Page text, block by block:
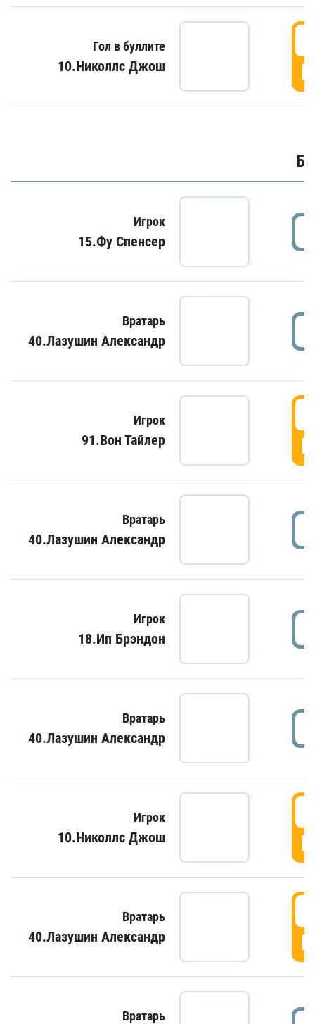
Гол в буллите
10.Николлс Джош
Игрок
15.Фу Спенсер
Вратарь
40.Лазушин Александр
Игрок
91.Вон Тайлер
Вратарь
40.Лазушин Александр
Игрок
18.Ип Брэндон
Вратарь
40.Лазушин Александр
Игрок
10.Николлс Джош
Вратарь
40.Лазушин Александр
Вратарь